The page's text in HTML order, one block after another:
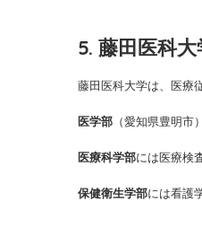
5. 藤田医科大
藤田医科大学は、医療
医学部 （愛知県豊明
医療科学部には医療検
保健衛生学部には看護